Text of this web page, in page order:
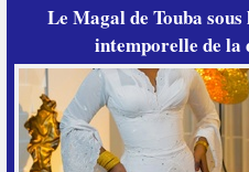
Le Magal de Touba
intemporelle de la